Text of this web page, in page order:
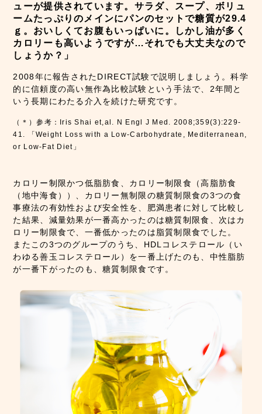
ューが提供されています。サラダ、スープ、ボリュ
ームたっぷりのメインにパンのセットで糖質が29.4
ｇ。おいしくてお腹もいっぱいに。しかし油が多く
カロリーも高いようですが…それでも大丈夫なので
しょうか？」
2008年に報告されたDIRECT試験で説明しましょう。科学
的に信頼度の高い無作為比較試験という手法で、2年間と
いう長期にわたる介入を続けた研究です。
（＊）参考：Iris Shai et,al. N Engl J Med. 2008;359(3):229-
41. 「Weight Loss with a Low-Carbohydrate, Mediterranean,
or Low-Fat Diet」
カロリー制限かつ低脂肪食、カロリー制限食（高脂肪食
（地中海食））、カロリー無制限の糖質制限食の3つの食
事療法の有効性および安全性を、肥満患者に対して比較し
た結果、減量効果が一番高かったのは糖質制限食、次はカ
ロリー制限食で、一番低かったのは脂質制限食でした。
またこの3つのグループのうち、HDLコレステロール（い
わゆる善玉コレステロール）を一番上げたのも、中性脂肪
が一番下がったのも、糖質制限食です。